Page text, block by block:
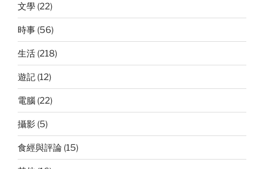
文學 (22)
時事 (56)
生活 (218)
遊記 (12)
電腦 (22)
攝影 (5)
食經與評論 (15)